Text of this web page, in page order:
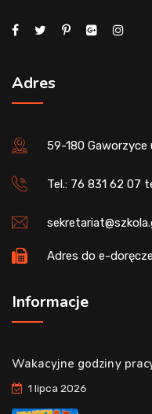
Adres
59-180 Gaworzyce
Tel.: 76 831 62 07
Adres do e-
Informacje
Wakacyjne godziny
1 lipca 2026